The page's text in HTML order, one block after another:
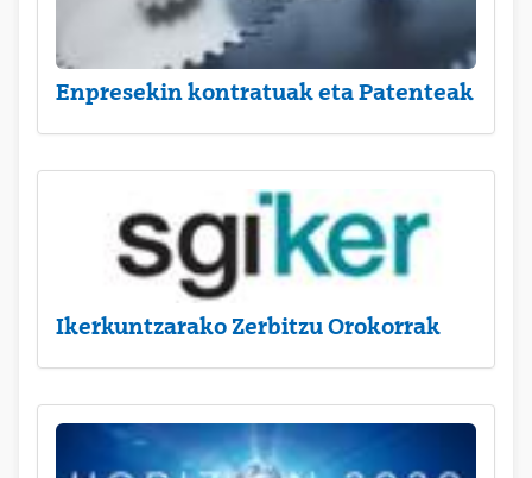
Enpresekin kontratuak eta Patenteak
Ikerkuntzarako Zerbitzu Orokorrak